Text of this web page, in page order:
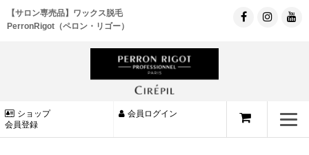
【サロン専売品】ワックス脱毛
PerronRigot（ペロン・リゴー）
ショップ
会員登録
会員ログイン